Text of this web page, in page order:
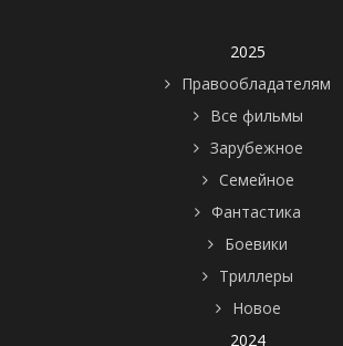
2025
Правообладателям
Все фильмы
Зарубежное
Семейное
Фантастика
Боевики
Триллеры
Новое
2024